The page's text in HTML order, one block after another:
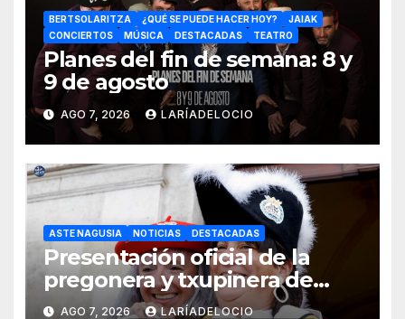
BERTSOLARITZA ¿QUÉ SE PUEDE HACER HOY?
JAIAK
CONCIERTOS
MÚSICA DESTACADAS TEATRO
Planes del fin de semana: 8 y
9 de agosto
AGO 7, 2026 LARÍADELOCIO
ASTE NAGUSIA NOTICIAS DESTACADAS
Presentación oficial de la
pregonera y txupinera de
Aste Nagusia 2026
AGO 7, 2026 LARÍADELOCIO